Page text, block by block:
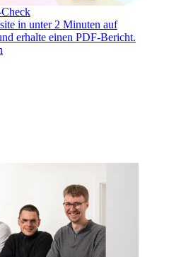
in unter 2 Minuten auf
erhalte einen PDF-Bericht.